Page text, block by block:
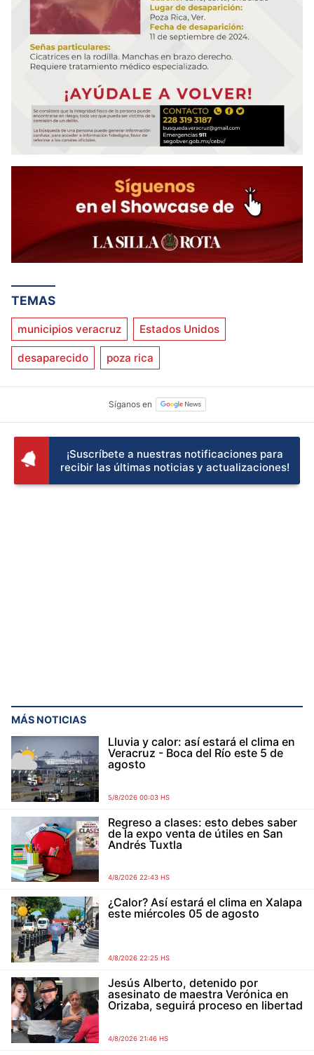
TEMAS
municipios veracruz Estados Unidos
desaparecido poza rica
¡Suscríbete a nuestras notificaciones para
recibir las últimas noticias y actualizaciones!
MÁS NOTICIAS
Lluvia y calor: así estará el clima en
Veracruz - Boca del Río este 5 de
agosto
5/8/2026 00:03 HS
Regreso a clases: esto debes saber
de la expo venta de útiles en San
Andrés Tuxtla
4/8/2026 22:43 HS
¿Calor? Así estará el clima en Xalapa
este miércoles 05 de agosto
4/8/2026 22:25 HS
Jesús Alberto, detenido por
asesinato de maestra Verónica en
Orizaba, seguirá proceso en libertad
4/8/2026 21:46 HS